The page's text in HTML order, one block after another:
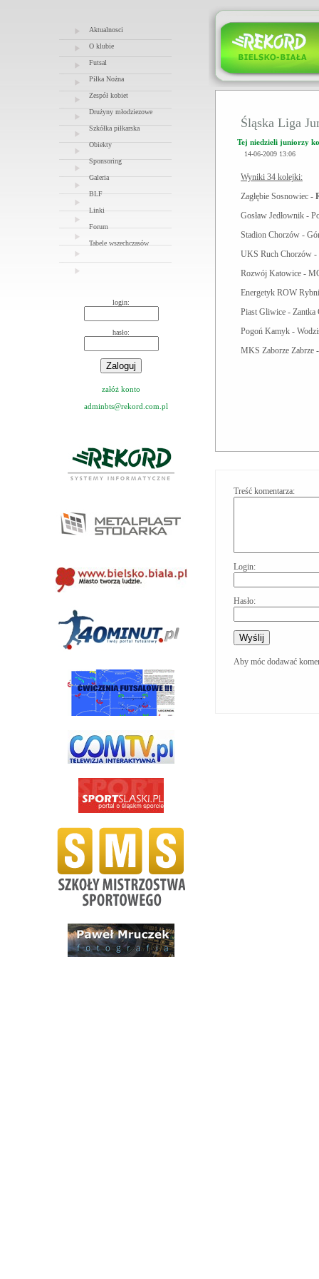
Aktualnosci
O klubie
Futsal
Piłka Nożna
Zespół kobiet
Drużyny młodziezowe
Szkółka piłkarska
Obiekty
Sponsoring
Galeria
BLF
Linki
Forum
Tabele wszechczasów
login:
hasło:
załóż konto
adminbts@rekord.com.pl
Śląska Liga
Tej niedzieli juniorzy
14-06-2009 13:06
Wyniki 34 kolejki:
Zagłębie Sosnowiec -
Gosław Jedłownik -
Stadion Chorzów -
UKS Ruch Chorzów
Rozwój Katowice -
Energetyk ROW
Piast Gliwice -
Pogoń Kamyk -
MKS Zaborze Zabrze
Treść komentarza:
Login:
Hasło:
Aby móc dodawać